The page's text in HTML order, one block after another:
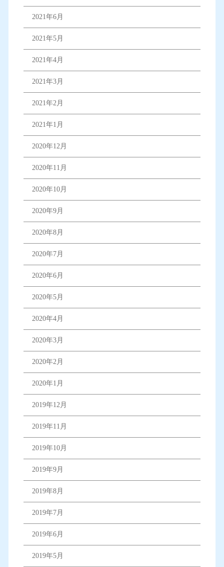
2021年6月
2021年5月
2021年4月
2021年3月
2021年2月
2021年1月
2020年12月
2020年11月
2020年10月
2020年9月
2020年8月
2020年7月
2020年6月
2020年5月
2020年4月
2020年3月
2020年2月
2020年1月
2019年12月
2019年11月
2019年10月
2019年9月
2019年8月
2019年7月
2019年6月
2019年5月